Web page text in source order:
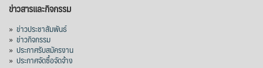
ข่าวสารและกิจกรรม
» ข่าวประชาสัมพันธ์
» ข่าวกิจกรรม
» ประกาศรับสมัครงาน
» ประกาศจัดซื้อจัดจ้าง